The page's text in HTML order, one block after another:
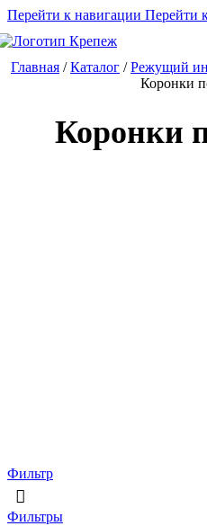
Перейти к навигации Перейти
Главная /Каталог /Режущий
Коронки
Коронки
Фильтр
Фильтры